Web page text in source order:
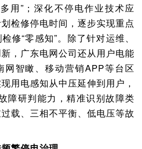
用”；深化不停电作业技术应
检修停电时间，逐步实现重点
修“零感知”。除了针对运维、
，广东电网公司还从用户电能
网智瞰、移动营销APP等台区
用电感知从中压延伸到用户，
障研判能力，精准识别故障类
载、三相不平衡、低电压等故